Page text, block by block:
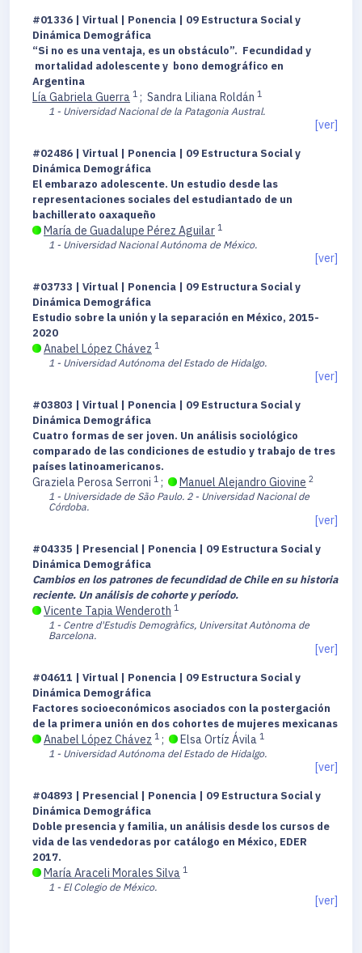
#01336 | Virtual | Ponencia | 09 Estructura Social y
Dinámica Demográfica
“Si no es una ventaja, es un obstáculo”. Fecundidad y
mortalidad adolescente y bono demográfico en
Argentina
Lía Gabriela Guerra 1 ; Sandra Liliana Roldán 1
1 - Universidad Nacional de la Patagonia Austral.
[ver]
#02486 | Virtual | Ponencia | 09 Estructura Social y
Dinámica Demográfica
El embarazo adolescente. Un estudio desde las
representaciones sociales del estudiantado de un
bachillerato oaxaqueño
María de Guadalupe Pérez Aguilar 1
1 - Universidad Nacional Autónoma de México.
[ver]
#03733 | Virtual | Ponencia | 09 Estructura Social y
Dinámica Demográfica
Estudio sobre la unión y la separación en México, 2015-
2020
Anabel López Chávez 1
1 - Universidad Autónoma del Estado de Hidalgo.
[ver]
#03803 | Virtual | Ponencia | 09 Estructura Social y
Dinámica Demográfica
Cuatro formas de ser joven. Un análisis sociológico
comparado de las condiciones de estudio y trabajo de tres
países latinoamericanos.
Graziela Perosa Serroni 1 ; Manuel Alejandro Giovine 2
1 - Universidade de São Paulo. 2 - Universidad Nacional de
Córdoba.
[ver]
#04335 | Presencial | Ponencia | 09 Estructura Social y
Dinámica Demográfica
Cambios en los patrones de fecundidad de Chile en su historia
reciente. Un análisis de cohorte y período.
Vicente Tapia Wenderoth 1
1 - Centre d'Estudis Demogràfics, Universitat Autònoma de
Barcelona.
[ver]
#04611 | Virtual | Ponencia | 09 Estructura Social y
Dinámica Demográfica
Factores socioeconómicos asociados con la postergación
de la primera unión en dos cohortes de mujeres mexicanas
Anabel López Chávez 1 ; Elsa Ortíz Ávila 1
1 - Universidad Autónoma del Estado de Hidalgo.
[ver]
#04893 | Presencial | Ponencia | 09 Estructura Social y
Dinámica Demográfica
Doble presencia y familia, un análisis desde los cursos de
vida de las vendedoras por catálogo en México, EDER
2017.
María Araceli Morales Silva 1
1 - El Colegio de México.
[ver]